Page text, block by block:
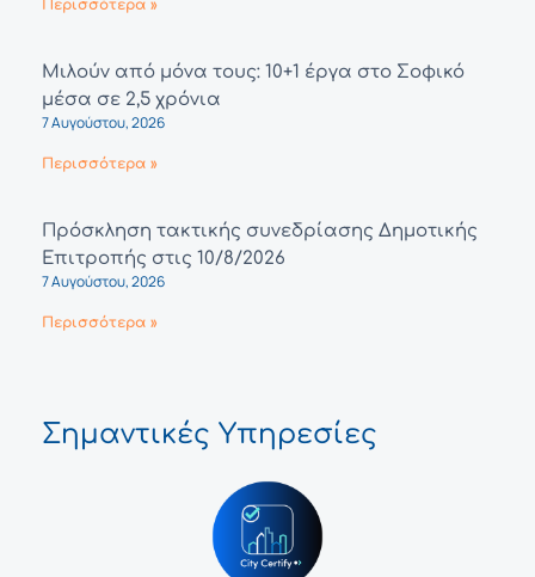
Περισσότερα »
Μιλούν από μόνα τους: 10+1 έργα στο Σοφικό
μέσα σε 2,5 χρόνια
7 Αυγούστου, 2026
Περισσότερα »
Πρόσκληση τακτικής συνεδρίασης Δημοτικής
Επιτροπής στις 10/8/2026
7 Αυγούστου, 2026
Περισσότερα »
Σημαντικές Υπηρεσίες